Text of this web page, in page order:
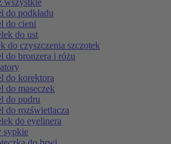
wszystkie
do podkładu
do cieni
do ust
do czyszczenia szczotek
do bronzera i różu
do korektora
do maseczek
do pudru
do rozświetlacza
do eyelinera
sypkie